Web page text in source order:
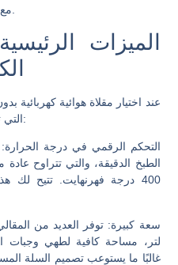
الميزات
عند اختيار مقلاة هوائية كهربائية
التي تجعلها تغير قواعد اللعبة في المطبخ:
التحكم الرقمي في درجة الحرارة
400 درجة فهرنهايت. تتيح
سعة كبيرة
لتر، مساحة كافية لطهي وجبات
غالبًا ما يستوعب تصميم السلة